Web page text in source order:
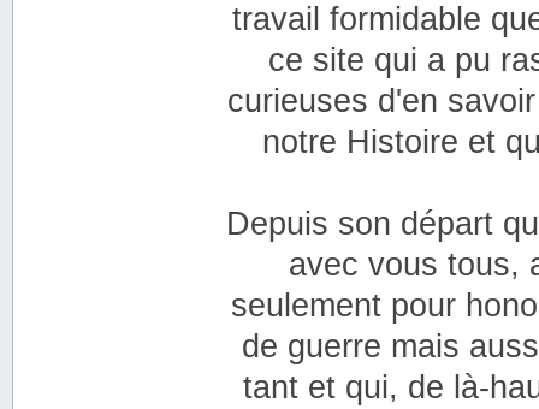
travail formidable
ce site qui a pu
curieuses d'en
notre Histoire et
Depuis son départ
avec vous tous,
seulement pour
de guerre mais
tant et qui, de là-